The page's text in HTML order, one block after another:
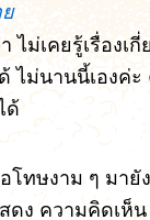
ไม่เคยรู้เรื่องเ
ไม่นานนี้เองค่
ด้
โทษงาม ๆ มา
ดง ความคิดเห็